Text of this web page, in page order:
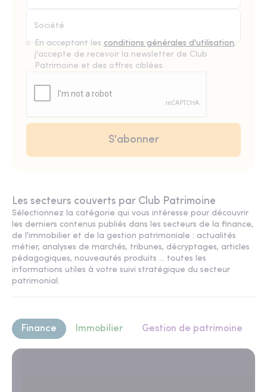
En acceptant les conditions générales d'utilisation,
j'accepte de recevoir la newsletter de Club
Patrimoine et des offres ciblées.
Les secteurs couverts par Club Patrimoine
Sélectionnez la catégorie qui vous intéresse pour découvrir
les derniers contenus publiés dans les secteurs de la finance,
de l'immobilier et de la gestion patrimoniale : actualités
métier, analyses de marchés, tribunes, décryptages, articles
pédagogiques, nouveautés produits ... toutes les
informations utiles à votre suivi stratégique du secteur
patrimonial.
Finance Immobilier Gestion de patrimoine